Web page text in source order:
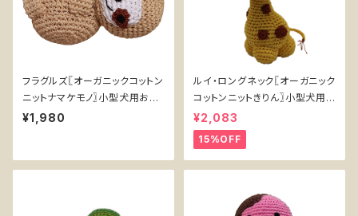
フラグルズ〖オーガニックコットン
ニットナマケモノ〗小型犬用おも
ちゃ
¥1,980
ルイ・ロングネック〖オーガニック
コットンニットきりん〗小型犬用
おもちゃ
¥2,083
15%OFF